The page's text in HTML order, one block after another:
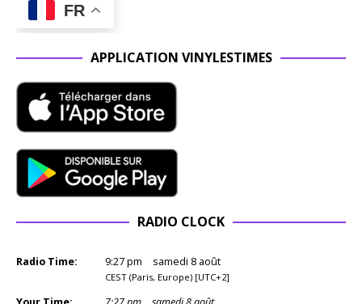
FR
APPLICATION VINYLESTIMES
RADIO CLOCK
Radio Time: 9:27pm samedi 8 août
CEST (Paris, Europe) [UTC+2]